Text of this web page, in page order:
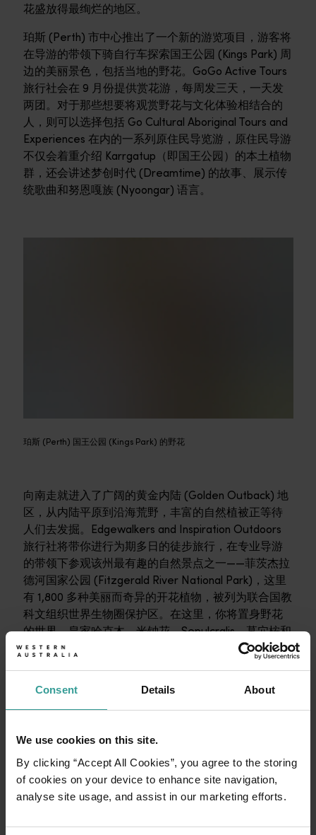
Consent Details About
We use cookies on this site.
By clicking “Accept All Cookies”, you agree to the storing
of cookies on your device to enhance site navigation,
analyse site usage, and assist in our marketing efforts.
花盛放得最绚烂的地区。
珀斯 (Perth) 市中心推出了一个新的游览项目，游客将
在导游的带领下骑自行车探索国王公园 (Kings Park) 周
边的美丽景色，包括当地的野花。GoGo Active Tours
旅行社会在 9 月份提供赏花游，每周发三天，一天发
两团。对于那些想要将观赏野花与文化体验相结合的
人，则可以选择包括 Go Cultural Aboriginal Tours and
Experiences 在内的一系列原住民导览游，原住民导游
不仅会着重介绍 Karrgatup（即国王公园）的本土植物
群，还会讲述梦创时代 (Dreamtime) 的故事、展示传
统歌曲和努恩嘎族 (Nyoongar) 语言。
珀斯 (Perth) 国王公园 (Kings Park) 的野花
向南走就进入了广阔的黄金内陆 (Golden Outback) 地
区，从内陆平原到沿海荒野，丰富的自然植被正等待
人们去发掘。Edgewalkers and Inspiration Outdoors
旅行社将带你进行为期多日的徒步旅行，在专业导游
的带领下参观该州最有趣的自然景点之一——菲茨杰拉
德河国家公园 (Fitzgerald River National Park)，这里
有 1,800 多种美丽而奇异的开花植物，被列为联合国教
科文组织世界生物圈保护区。在这里，你将置身野花
的世界，皇家哈克木、米钟花、Sepulcralis、墓穴桉和
羊毛班克木等都将让你惊叹不已。